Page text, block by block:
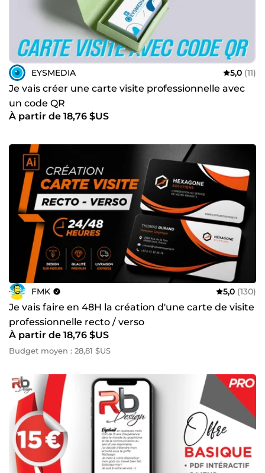
EYSMEDIA 5,0 (11)
Je vais créer une carte visite professionnelle avec
un code QR
À partir de 18,76 $US
FMK 5,0 (130)
Je vais faire en 48H la création d'une carte de visite
professionnelle recto / verso
À partir de 18,76 $US
Budget moyen : 28,81 $US